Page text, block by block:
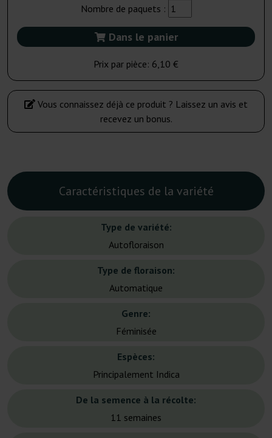
Nombre de paquets :
Dans le panier
Prix par pièce: 6,10 €
Vous connaissez déjà ce produit ? Laissez un avis et
recevez un bonus.
Caractéristiques de la variété
Type de variété:
Autofloraison
Type de floraison:
Automatique
Genre:
Féminisée
Espèces:
Principalement Indica
De la semence à la récolte:
11 semaines